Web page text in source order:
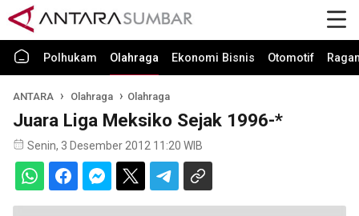
Polhukam Olahraga Ekonomi Bisnis Otomotif
ANTARA Olahraga Olahraga
Juara Liga Meksiko Sejak 1996-*
Senin, 3 Desember 2012 11:20 WIB